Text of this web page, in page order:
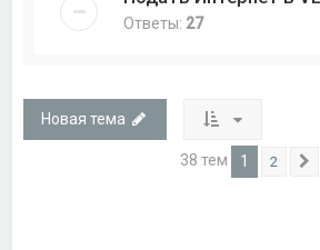
Ответы: 27
Новая тема
38 тем 1 2